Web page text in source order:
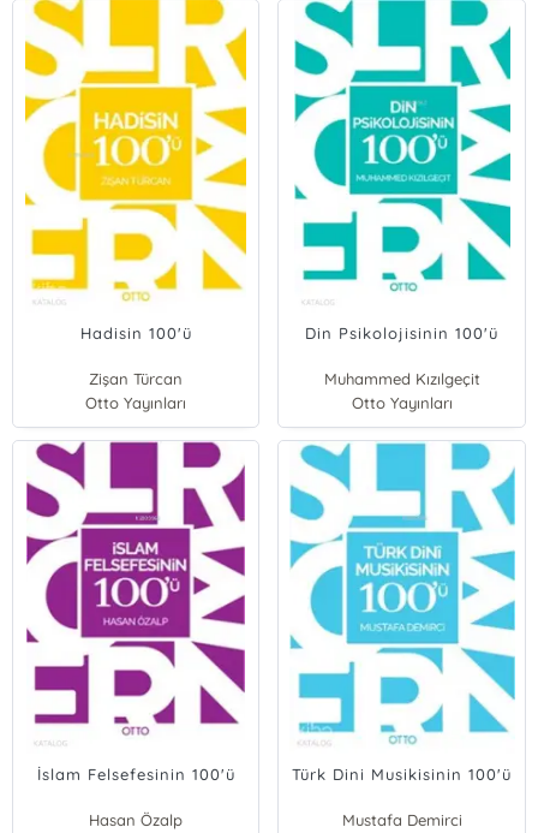
Hadisin 100'ü
Zişan Türcan
Otto Yayınları
Din Psikolojisinin 100'ü
Muhammed Kızılgeçit
Otto Yayınları
İslam Felsefesinin 100'ü
Hasan Özalp
Türk Dini Musikisinin 100'ü
Mustafa Demirci